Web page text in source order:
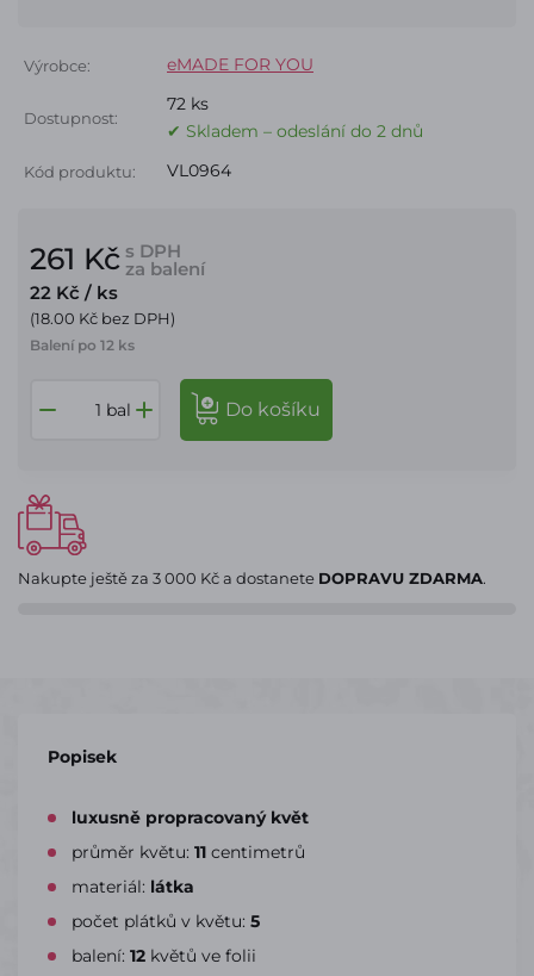
Výrobce: eMADE FOR YOU
Dostupnost:
72 ks
✔ Skladem – odeslání do 2 dnů
Kód produktu: VL0964
261 Kč s DPH
za balení
22 Kč / ks
(18.00 Kč bez DPH)
Balení po 12 ks
bal do košíku
Nakupte ještě za 3 000 Kča dostanete DOPRAVU ZDARMA.
Popisek
luxusně propracovaný květ
průměr květu: 11 centimetrů
materiál: látka
počet plátků v květu: 5
balení: 12 květů ve folii